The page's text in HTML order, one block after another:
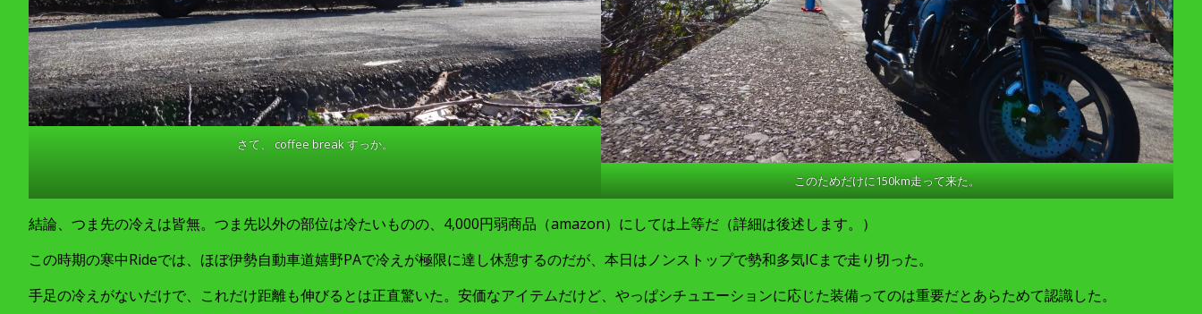
さて、 coffee break すっか。
このためだけに150km走って来た。
結論、つま先の冷えは皆無。つま先以外の部位は冷たいものの、4,000円弱商品（amazon）にしては上等だ（詳細は後述します。）
この時期の寒中Rideでは、ほぼ伊勢自動車道嬉野PAで冷えが極限に達し休憩するのだが、本日はノンストップで勢和多気ICまで走り切った。
手足の冷えがないだけで、これだけ距離も伸びるとは正直驚いた。安価なアイテムだけど、やっぱシチュエーションに応じた装備ってのは重要だとあらためて認識した。